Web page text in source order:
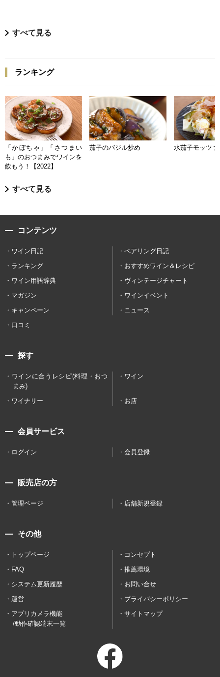
すべて見る
ランキング
「かぼちゃ」「さつまい
も」のおつまみでワインを
飲もう！【2022】
茄子のバジル炒め 水茄子モッツァ
すべて見る
コンテンツ
ワイン日記
ペアリング日記
ランキング
おすすめワイン＆レシピ
ワイン用語辞典
ヴィンテージチャート
マガジン
ワインイベント
キャンペーン
ニュース
口コミ
探す
ワインに合うレシピ(料理・おつ
まみ)
ワイン
ワイナリー お店
会員サービス
ログイン 会員登録
販売店の方
管理ページ 店舗新規登録
その他
トップページ
コンセプト
FAQ
推薦環境
システム更新履歴
お問い合せ
運営
プライバシーポリシー
アプリカメラ機能
/動作確認端末一覧
サイトマップ